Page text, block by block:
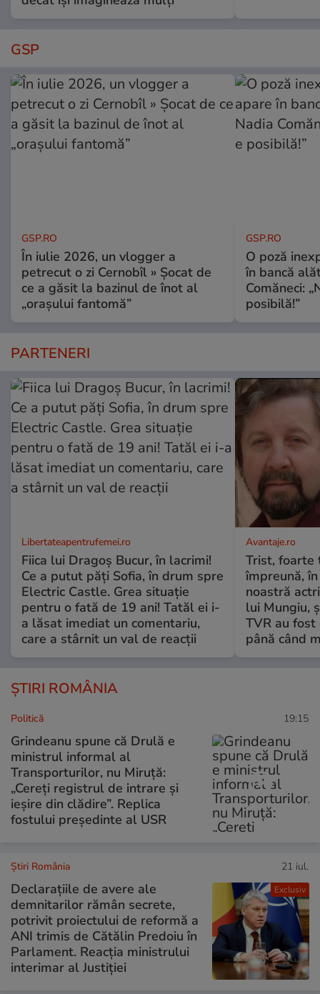
GSP
GSP.RO
În iulie 2026, un vlogger a
petrecut o zi Cernobîl » Șocat de
ce a găsit la bazinul de înot al
„orașului fantomă”
GSP.RO
O poză
în bancă
Comăneci:
posibilă!”
PARTENERI
Libertateapentrufemei.ro
Fiica lui Dragoș Bucur, în lacrimi!
Ce a putut păți Sofia, în drum spre
Electric Castle. Grea situație
pentru o fată de 19 ani! Tatăl ei i-
a lăsat imediat un comentariu,
care a stârnit un val de reacții
Avantaje.ro
Trist, foarte
împreună,
noastră
lui Mungiu,
TVR au
până când
ȘTIRI ROMÂNIA
Politică 19:15
Grindeanu spune că Drulă e
ministrul informal al
Transporturilor, nu Miruță:
„Cereți registrul de intrare și
ieșire din clădire”. Replica
fostului președinte al USR
Exclusiv
Știri România 21 iul.
Declarațiile de avere ale
demnitarilor rămân secrete,
potrivit proiectului de reformă a
ANI trimis de Cătălin Predoiu în
Parlament. Reacția ministrului
interimar al Justiției